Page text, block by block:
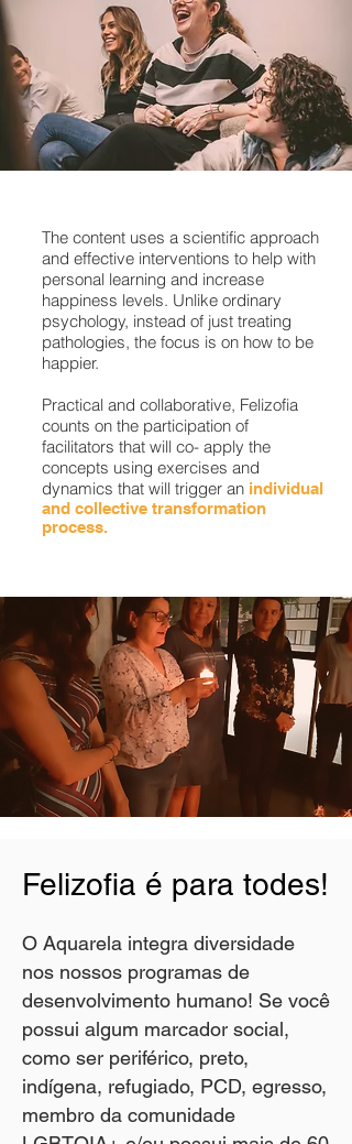
The content uses a scientific approach
and effective interventions to help with
personal learning and increase
happiness levels. Unlike ordinary
psychology, instead of just treating
pathologies, the focus is on how to be
happier.
Practical and collaborative, Felizofia
counts on the participation of
facilitators that will co- apply the
concepts using exercises and
dynamics that will trigger an individual
and collective transformation
process.
Felizofia é para todes!
O Aquarela integra diversidade
nos nossos programas de
desenvolvimento humano! Se você
possui algum marcador social,
como ser periférico, preto,
indígena, refugiado, PCD, egresso,
membro da comunidade